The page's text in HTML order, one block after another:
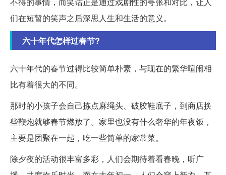
们在短暂的笑声之后深思人生和生活的意义。
六十年代怎样过春节?
六十年代的春节过得比较简单朴素，与现在的繁华喧闹相
比有着很大的不同。
那时的小孩子会自己拣点麻绳头、破胶鞋底子，到商店换
些鞭炮就够春节燃放了。家里也没有什么奢华的年夜饭，
主要是团聚在一起，吃一些简单的家常菜。
除夕夜的活动很丰富多彩，人们会期待着看春晚，听广